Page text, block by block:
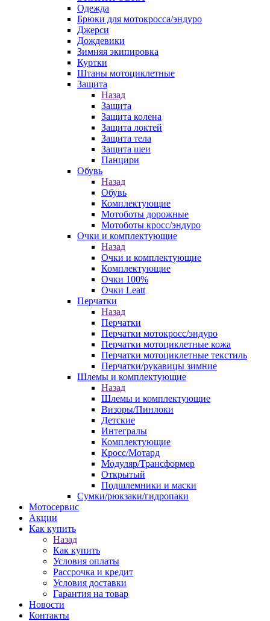
Одежда
Брюки для мотокросса/эндуро
Джерси
Дождевики
Зимняя экипировка
Куртки
Штаны мотоциклетные
Защита
Назад
Защита
Защита колена
Защита локтей
Защита тела
Защита шеи
Панцири
Обувь
Назад
Обувь
Комплектующие
Мотоботы дорожные
Мотоботы кросс/эндуро
Очки и комплектующие
Назад
Очки и комплектующие
Комплектующие
Очки 100%
Очки Leatt
Перчатки
Назад
Перчатки
Перчатки мотокросс/эндуро
Перчатки мотоциклетные кожа
Перчатки мотоциклетные текстиль
Перчатки/рукавицы зимние
Шлемы и комплектующие
Назад
Шлемы и комплектующие
Визоры/Пинлоки
Детские
Интегралы
Комплектующие
Кросс/Мотард
Модуляр/Трансформер
Открытый
Подшлемники и маски
Сумки/рюкзаки/гидропаки
Мотосервис
Акции
Как купить
Назад
Как купить
Условия оплаты
Рассрочка и кредит
Условия доставки
Гарантия на товар
Новости
Контакты